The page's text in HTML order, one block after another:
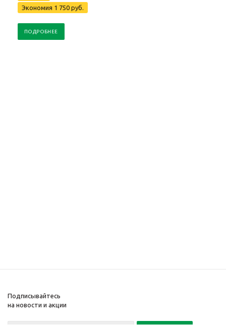
Экономия 1 750 руб.
ПОДРОБНЕЕ
Подписывайтесь
на новости и акции